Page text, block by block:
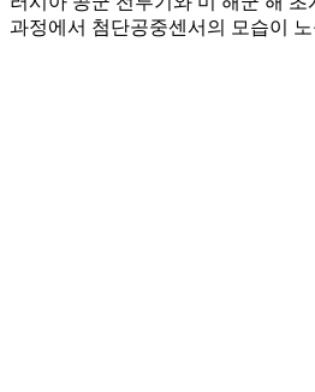
과정에서 첨단공중센서의 모습이